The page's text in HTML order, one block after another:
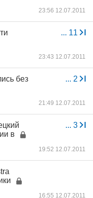
23:56 12.07.2011
... 11
23:43 12.07.2011
... 2
без
21:49 12.07.2011
... 3
в
19:52 12.07.2011
16:55 12.07.2011